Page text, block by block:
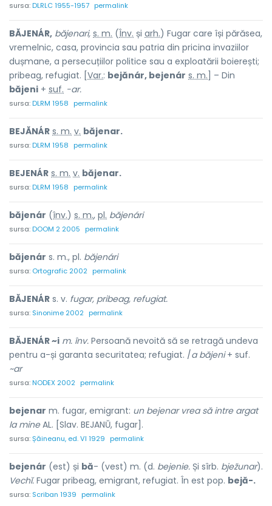
sursa:DLRLC 1955-1957 permalink
BĂJENÁR, băjenari, s. m. (Înv. și arh.) Fugar care își părăsea,
vremelnic, casa, provincia sau patria din pricina invaziilor
dușmane, a persecuțiilor politice sau a exploatării boierești;
pribeag, refugiat. [ Var.: bejănár, bejenár s. m. ] – Din
băjeni + suf. -ar.
sursa:DLRM 1958 permalink
BEJĂNÁR s. m. v. băjenar.
sursa:DLRM 1958 permalink
BEJENÁR s. m. v. băjenar.
sursa:DLRM 1958 permalink
băjenár (înv.) s. m., pl. băjenári
sursa:DOOM 2 2005 permalink
băjenár s. m., pl. băjenári
sursa: Ortografic 2002 permalink
BĂJENÁR s. v. fugar, pribeag, refugiat.
sursa: Sinonime 2002 permalink
BĂJENÁR ~i m. înv. Persoană nevoită să se retragă undeva
pentru a-și garanta securitatea; refugiat. /a băjeni+ suf.
~ar
sursa:NODEX 2002 permalink
bejenar m. fugar, emigrant: un bejenar vrea să intre argat
la mineAL. [Slav. BEJANŬ, fugar].
sursa:Șăineanu, ed. VI 1929 permalink
bejenár (est) și bă- (vest) m. (d. bejenie. Și sîrb. bježunar).
Vechĭ. Fugar pribeag, emigrant, refugiat. În est pop. bejă-.
sursa: Scriban 1939 permalink